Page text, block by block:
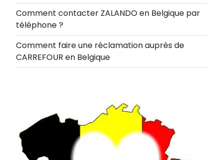
Comment contacter ZALANDO en Belgique par
téléphone ?
Comment faire une réclamation auprès de
CARREFOUR en Belgique